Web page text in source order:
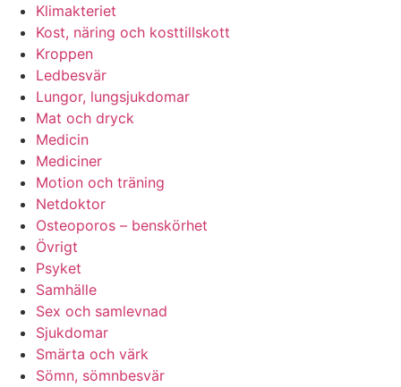
Klimakteriet
Kost, näring och kosttillskott
Kroppen
Ledbesvär
Lungor, lungsjukdomar
Mat och dryck
Medicin
Mediciner
Motion och träning
Netdoktor
Osteoporos – benskörhet
Övrigt
Psyket
Samhälle
Sex och samlevnad
Sjukdomar
Smärta och värk
Sömn, sömnbesvär